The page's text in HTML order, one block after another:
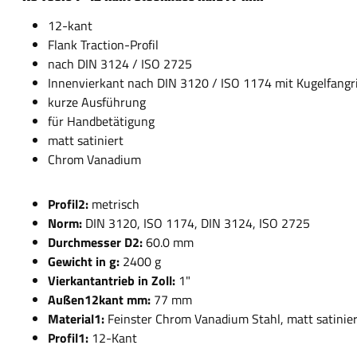
12-kant
Flank Traction-Profil
nach DIN 3124 / ISO 2725
Innenvierkant nach DIN 3120 / ISO 1174 mit
kurze Ausführung
für Handbetätigung
matt satiniert
Chrom Vanadium
Profil2: metrisch
Norm: DIN 3120, ISO 1174, DIN 3124, ISO 2725
Durchmesser D2:60.0 mm
Gewicht in g: 2400 g
Vierkantantrieb in Zoll: 1"
Außen12kant mm: 77 mm
Material1: Feinster Chrom Vanadium Stahl, matt
Profil1: 12-Kant